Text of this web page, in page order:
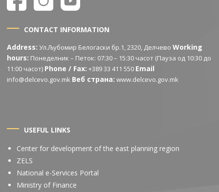
CONTACT INFORMATION
Address: Ул.Љубомир Белогаски бр.1, 2320, ДелчевоWorking
hours: Понеделник – Петок: 07:30 – 15:30 часот (Пауза од 10:30 до
11:00 часот) Phone / Fax: +389 33 411 550 Email
info@delcevo.gov.mk Веб страна: www.delcevo.gov.mk
USEFUL LINKS
Center for development of the east planning region
ZELS
National e-Services Portal
Ministry of Finance